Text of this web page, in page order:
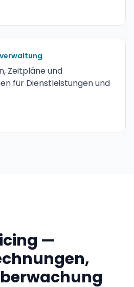
Zeitpläne und
für Dienstleistungen und
—